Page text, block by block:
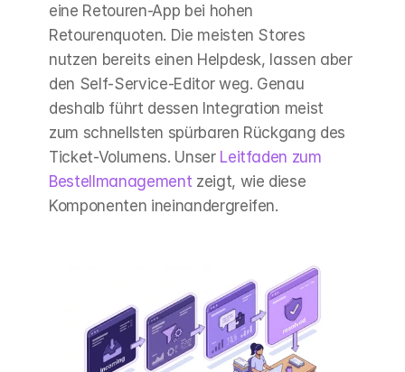
eine Retouren-App bei hohen
Retourenquoten. Die meisten Stores
nutzen bereits einen Helpdesk, lassen aber
den Self-Service-Editor weg. Genau
deshalb führt dessen Integration meist
zum schnellsten spürbaren Rückgang des
Ticket-Volumens. Unser Leitfaden zum
Bestellmanagement zeigt, wie diese
Komponenten ineinandergreifen.